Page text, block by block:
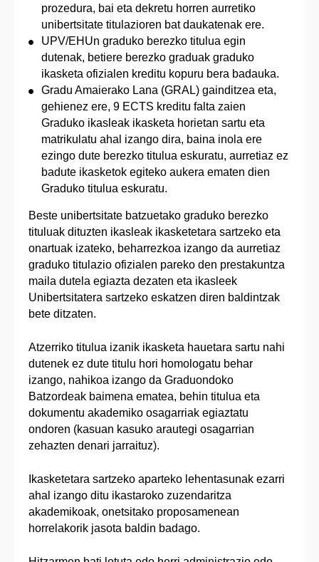
prozedura, bai eta dekretu horren aurretiko
unibertsitate titulazioren bat daukatenak ere.
UPV/EHUn graduko berezko titulua egin
dutenak, betiere berezko graduak graduko
ikasketa ofizialen kreditu kopuru bera badauka.
Gradu Amaierako Lana (GRAL) gainditzea eta,
gehienez ere, 9 ECTS kreditu falta zaien
Graduko ikasleak ikasketa horietan sartu eta
matrikulatu ahal izango dira, baina inola ere
ezingo dute berezko titulua eskuratu, aurretiaz ez
badute ikasketok egiteko aukera ematen dien
Graduko titulua eskuratu.
Beste unibertsitate batzuetako graduko berezko
tituluak dituzten ikasleak ikasketetara sartzeko eta
onartuak izateko, beharrezkoa izango da aurretiaz
graduko titulazio ofizialen pareko den prestakuntza
maila dutela egiazta dezaten eta ikasleek
Unibertsitatera sartzeko eskatzen diren baldintzak
bete ditzaten.
Atzerriko titulua izanik ikasketa hauetara sartu nahi
dutenek ez dute titulu hori homologatu behar
izango, nahikoa izango da Graduondoko
Batzordeak baimena ematea, behin titulua eta
dokumentu akademiko osagarriak egiaztatu
ondoren (kasuan kasuko arautegi osagarrian
zehazten denari jarraituz).
Ikasketetara sartzeko aparteko lehentasunak ezarri
ahal izango ditu ikastaroko zuzendaritza
akademikoak, onetsitako proposamenean
horrelakorik jasota baldin badago.